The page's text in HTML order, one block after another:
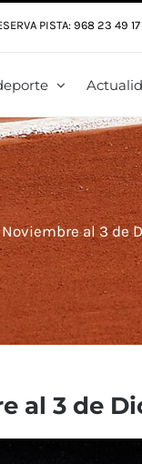
PISTA: 968 23 49 17
Noviembre al 3 de
al 3 de